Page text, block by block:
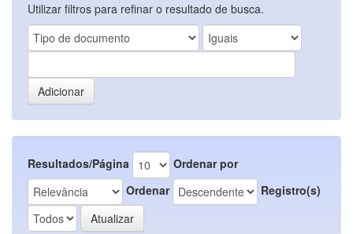
Utilizar filtros para refinar o resultado de busca.
Resultados/Página
Ordenar por
Ordenar
Registro(s)